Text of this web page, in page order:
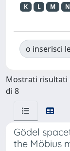
K
L M N
o inserisci
Mostrati risultati
di 8
Gödel
the Möbius